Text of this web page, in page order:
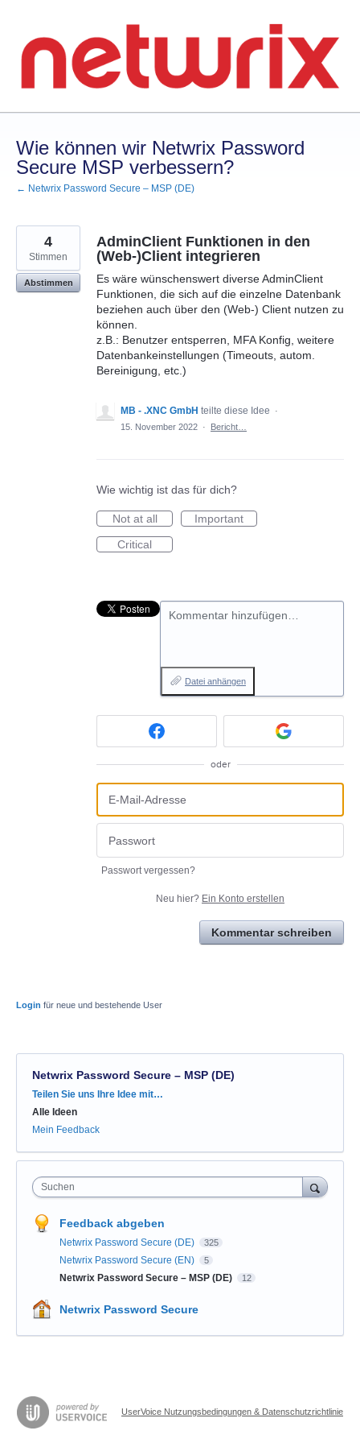
springen
Wie können wir Netwrix Password
Secure MSP verbessern?
← Netwrix Password Secure – MSP (DE)
AdminClient Funktionen in den
(Web-)Client integrieren
Es wäre wünschenswert diverse AdminClient
Funktionen, die sich auf die einzelne Datenbank
beziehen auch über den (Web-) Client nutzen zu
können.
z.B.: Benutzer entsperren, MFA Konfig, weitere
Datenbankeinstellungen (Timeouts, autom.
Bereinigung, etc.)
4
Stimmen
Abstimmen
MB - .XNC GmbH teilte diese Idee
·
15. November 2022 · Bericht…
Wie wichtig ist das für dich?
Not at all
Important
Critical
Kommentar hinzufügen…
Datei anhängen
oder
Passwort vergessen?
Neu hier? Ein Konto erstellen
Kommentar schreiben
Login für neue und bestehende User
Netwrix Password Secure – MSP (DE)
Kategorien
Teilen Sie uns Ihre Idee mit…
Alle Ideen
Mein Feedback
Suchen
Feedback abgeben
Netwrix Password Secure (DE) 325
Netwrix Password Secure (EN) 5
Netwrix Password Secure – MSP (DE) 12
Netwrix Password Secure
UserVoice Nutzungsbedingungen & Datenschutzrichtlinie